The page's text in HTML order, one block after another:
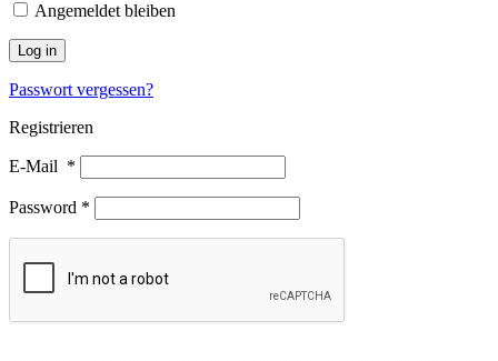
Angemeldet bleiben
Log in
Passwort vergessen?
Registrieren
E-Mail *
Password *